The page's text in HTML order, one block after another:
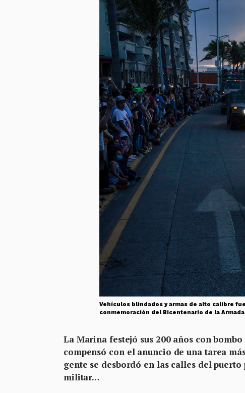
Vehículos blindados y armas de alto calibre
conmemoración del Bicentenario de la
La Marina festejó sus 200 años con
compensó con el anuncio de una tarea
gente se desbordó en las calles del
militar…